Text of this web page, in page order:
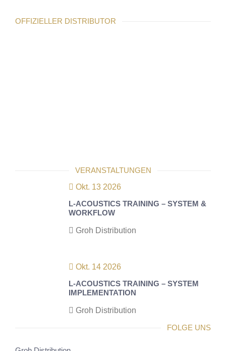
OFFIZIELLER DISTRIBUTOR
VERANSTALTUNGEN
Okt. 13 2026
L-ACOUSTICS TRAINING – SYSTEM &
WORKFLOW
Groh Distribution
Okt. 14 2026
L-ACOUSTICS TRAINING – SYSTEM
IMPLEMENTATION
Groh Distribution
FOLGE UNS